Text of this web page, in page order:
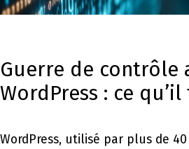
Guerre de contrôle
WordPress : ce
WordPress, utilisé par plus de